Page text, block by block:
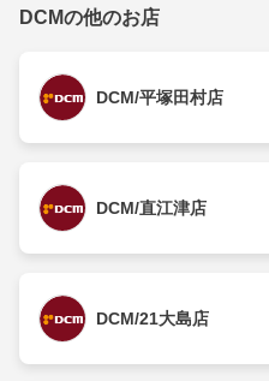
DCMの他のお店
DCM/平塚田村店
DCM/直江津店
DCM/21大島店